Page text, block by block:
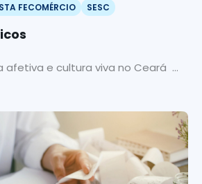
FECOMÉRCIO SESC
afetiva e cultura viva no Ceará ...